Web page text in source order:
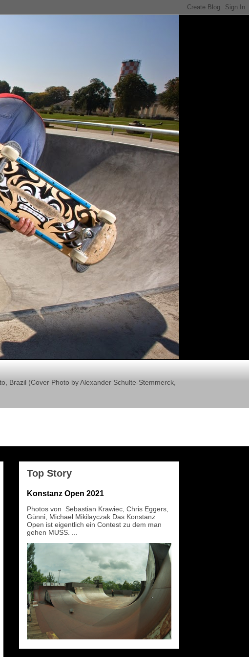
Brazil (Cover Photo by Alexander Schulte-Stemmerck,
Top Story
Konstanz Open 2021
Photos von Sebastian Krawiec, Chris Eggers,
Günni, Michael Mikilayczak Das Konstanz
Open ist eigentlich ein Contest zu dem man
gehen MUSS. ...